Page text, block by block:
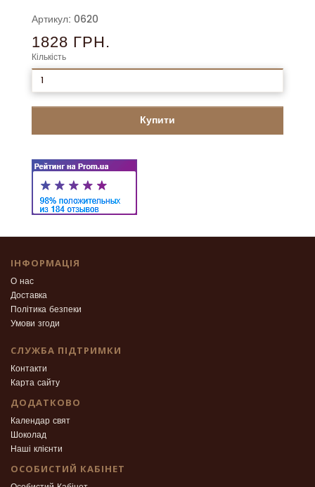
Артикул: 0620
1828 ГРН.
Кількість
Купити
ІНФОРМАЦІЯ
О нас
Доставка
Політика безпеки
Умови згоди
СЛУЖБА ПІДТРИМКИ
Контакти
Карта сайту
ДОДАТКОВО
Календар свят
Шоколад
Наші клієнти
ОСОБИСТИЙ КАБІНЕТ